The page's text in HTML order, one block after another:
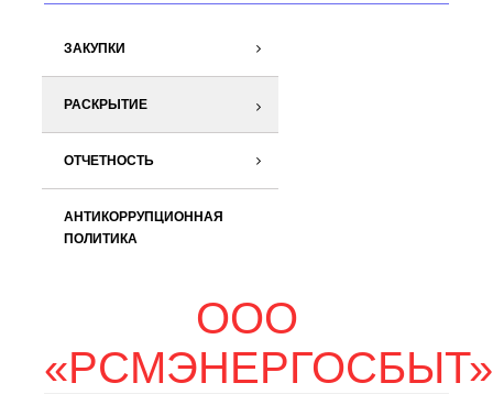
ЗАКУПКИ
РАСКРЫТИЕ
ОТЧЕТНОСТЬ
АНТИКОРРУПЦИОННАЯ
ПОЛИТИКА
ООО
«РСМЭНЕРГОСБЫТ»